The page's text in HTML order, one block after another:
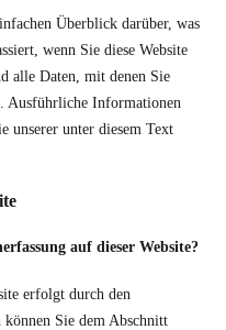
Überblick darüber, was
wenn Sie diese Website
alle Daten, mit denen Sie
Ausführliche Informationen
unserer unter diesem Text
auf dieser Website?
erfolgt durch den
können Sie dem Abschnitt